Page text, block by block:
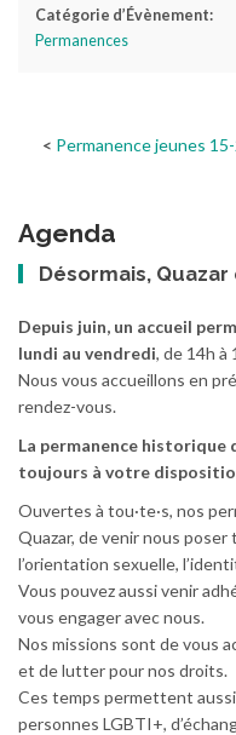
Catégorie d’Évènement:
Permanences
Permanence jeunes
Agenda
Désormais,
Depuis juin, un accueil
lundi au vendredi, de 14h à
Nous vous accueillons en
rendez-vous.
La permanence historique
toujours à votre
Ouvertes à tou·te·s, nos
Quazar, de venir nous
l’orientation sexuelle,
Vous pouvez aussi venir
vous engager avec nous.
Nos missions sont de vous
et de lutter pour nos droits.
Ces temps permettent
personnes LGBTI+,